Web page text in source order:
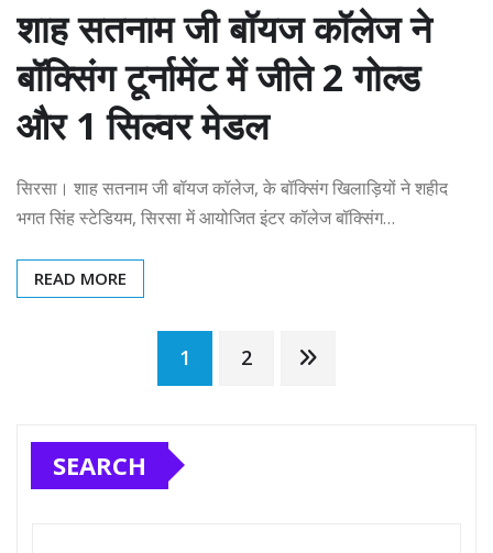
शाह सतनाम जी बॉयज कॉलेज ने
बॉक्सिंग टूर्नामेंट में जीते 2 गोल्ड
और 1 सिल्वर मेडल
सिरसा। शाह सतनाम जी बॉयज कॉलेज, के बॉक्सिंग खिलाड़ियों ने शहीद
भगत सिंह स्टेडियम, सिरसा में आयोजित इंटर कॉलेज बॉक्सिंग…
READ MORE
pagination
1 2
SEARCH